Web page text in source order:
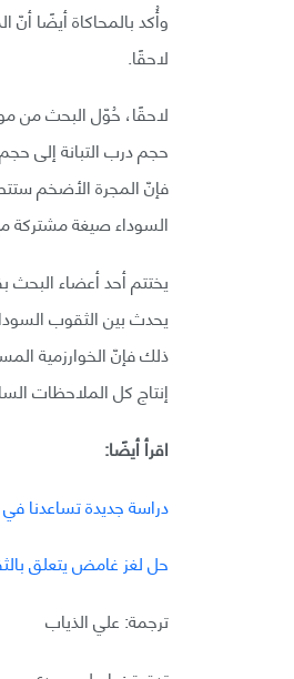
وأُكد بالمحاكاة أيضًا
لاحقًا.
لاحقًا، حُوّل البحث من
حجم درب التبانة إلى
فإنّ المجرة الأضخم
السوداء صيغة مشتركة
يختتم أحد أعضاء البحث
يحدث بين الثقوب
ذلك فإنّ الخوارزمية
إنتاج كل الملاحظات
اقرأ أيضًا:
دراسة جديدة تساعدنا
حل لغز غامض يتعلق
ترجمة: علي الذياب